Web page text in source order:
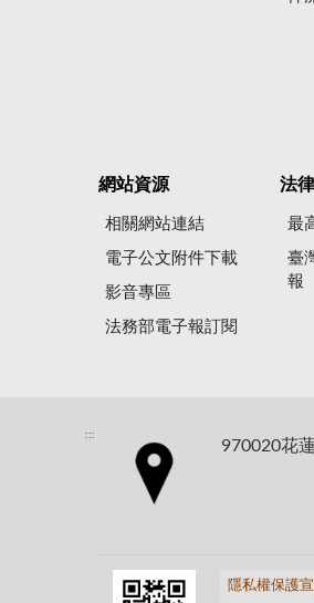
網站資源
相關網站連結
電子公文附件下載
影音專區
法務部電子報訂閱
法
最
臺
報
:::
970020花
隱私權保護